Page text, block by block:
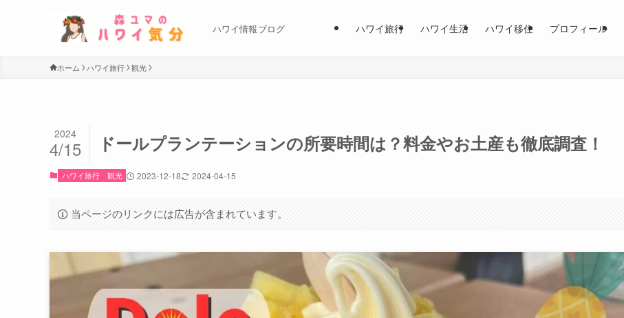
ハワイ情報ブログ ハワイ旅行 ハワイ生活 ハワイ移住 プロフィール
ホーム ハワイ旅行 観光
ドールプランテーションの所要時間は？料金やお土産も徹底調査！
2024
4/15
ハワイ旅行 観光 2023-12-18 2024-04-15
当ページのリンクには広告が含まれています。